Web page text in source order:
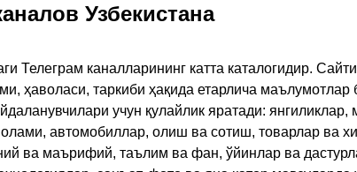
Узбекистана
Телеграм каналларининг катта каталогидир.
ҳаволаси, таркиби ҳақида етарлича
учун қулайлик яратади:
автомобиллар, олиш ва сотиш, товарлар ва
ва маърифий, таълим ва фан, ўйинлар ва